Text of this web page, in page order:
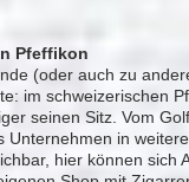
Pfeffikon
(oder auch zu
im schweizerischen
seinen Sitz. Vom
Unternehmen in
hier können sich